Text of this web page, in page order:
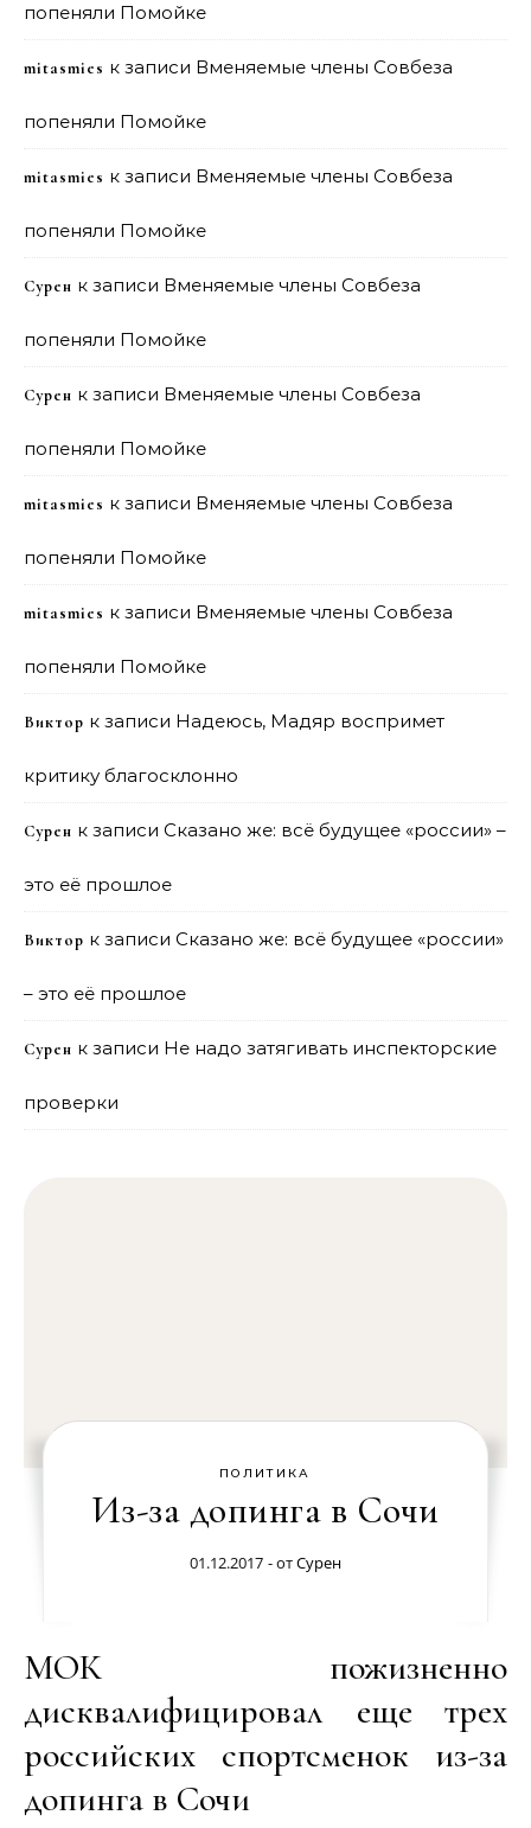
попеняли Помойке
mitasmies к записи Вменяемые члены Совбеза
попеняли Помойке
mitasmies к записи Вменяемые члены Совбеза
попеняли Помойке
Сурен к записи Вменяемые члены Совбеза
попеняли Помойке
Сурен к записи Вменяемые члены Совбеза
попеняли Помойке
mitasmies к записи Вменяемые члены Совбеза
попеняли Помойке
mitasmies к записи Вменяемые члены Совбеза
попеняли Помойке
Виктор к записи Надеюсь, Мадяр воспримет
критику благосклонно
Сурен к записи Сказано же: всё будущее «россии» –
это её прошлое
Виктор к записи Сказано же: всё будущее «россии»
– это её прошлое
Сурен к записи Не надо затягивать инспекторские
проверки
ПОЛИТИКА
Из-за допинга в Сочи
01.12.2017 - отСурен
МОК пожизненно
дисквалифицировал еще трех
российских спортсменок из-за
допинга в Сочи